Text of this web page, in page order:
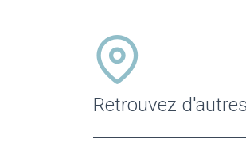
Retrouvez